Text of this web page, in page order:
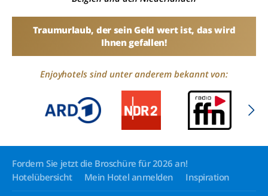
Traumurlaub, der sein Geld wert ist, das wird
Ihnen gefallen!
Enjoyhotels sind unter anderem bekannt von:
Fordern Sie jetzt die Broschüre für 2026 an!
Hotelübersicht
Mein Hotel anmelden Inspiration